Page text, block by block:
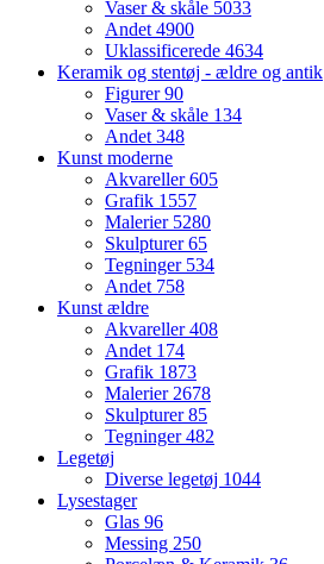
Vaser & skåle 5033
Andet4900
Uklassificerede 4634
Keramik og stentøj - ældre og antik
Figurer90
Vaser & skåle 134
Andet348
Kunst moderne
Akvareller605
Grafik 1557
Malerier 5280
Skulpturer65
Tegninger 534
Andet 758
Kunst ældre
Akvareller408
Andet 174
Grafik 1873
Malerier2678
Skulpturer85
Tegninger482
Legetøj
Diverse legetøj 1044
Lysestager
Glas 96
Messing 250